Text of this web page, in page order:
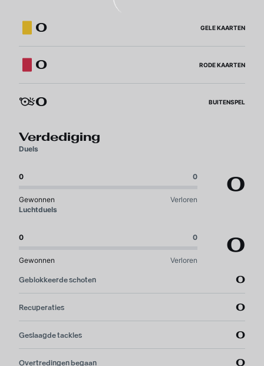
0 GELE KAARTEN
0 RODE KAARTEN
0 BUITENSPEL
Verdediging
Duels
0 0
Gewonnen Verloren
0
Luchtduels
0 0
Gewonnen Verloren
0
Geblokkeerde schoten 0
Recuperaties 0
Geslaagde tackles 0
Overtredingen begaan 0